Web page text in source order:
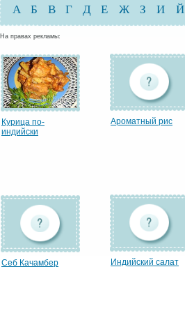
А Б В Г Д Е Ж З И Й
На правах рекламы:
Курица по-
индийски
Ароматный рис
Себ Качамбер Индийский салат